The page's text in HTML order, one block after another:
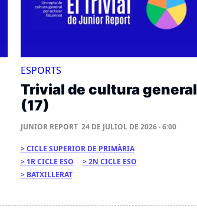
ESPORTS
Trivial de cultura general
(17)
JUNIOR REPORT 24 DE JULIOL DE 2026 · 6:00
CICLE SUPERIOR DE PRIMÀRIA
1R CICLE ESO
2N CICLE ESO
BATXILLERAT